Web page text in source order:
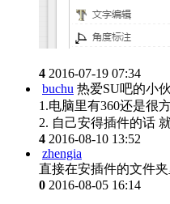
4 2016-07-19 07:34
buchu 热爱SU吧的小
1.电脑里有360还是很
2. 自己安得插件的话
4 2016-08-10 13:52
zhengia
直接在安插件的文件
0 2016-08-05 16:14